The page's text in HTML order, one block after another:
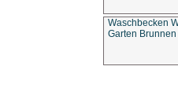
Waschbecken
Garten Brunnen